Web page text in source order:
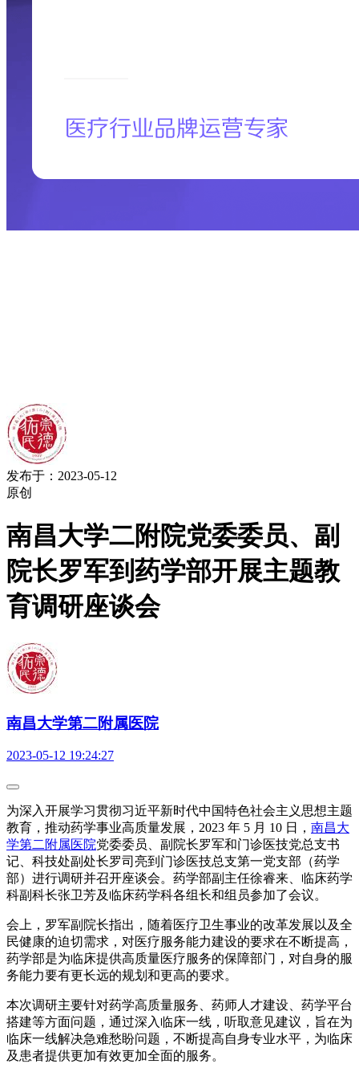
发布于：2023-05-12
原创
南昌大学二附院党委委员、副
院长罗军到药学部开展主题教
育调研座谈会
南昌大学第二附属医院
2023-05-12 19:24:27
为深入开展学习贯彻习近平新时代中国特色社会主义思想主题
教育，推动药学事业高质量发展，2023 年 5 月 10 日， 南昌大
学第二附属医院党委委员、副院长罗军和门诊医技党总支书
记、科技处副处长罗司亮到门诊医技总支第一党支部（药学
部）进行调研并召开座谈会。药学部副主任徐睿来、临床药学
科副科长张卫芳及临床药学科各组长和组员参加了会议。
会上，罗军副院长指出，随着医疗卫生事业的改革发展以及全
民健康的迫切需求，对医疗服务能力建设的要求在不断提高，
药学部是为临床提供高质量医疗服务的保障部门，对自身的服
务能力要有更长远的规划和更高的要求。
本次调研主要针对药学高质量服务、药师人才建设、药学平台
搭建等方面问题，通过深入临床一线，听取意见建议，旨在为
临床一线解决急难愁盼问题，不断提高自身专业水平，为临床
及患者提供更加有效更加全面的服务。